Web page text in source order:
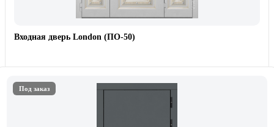
Входная дверь London (ПО-50)
Под заказ